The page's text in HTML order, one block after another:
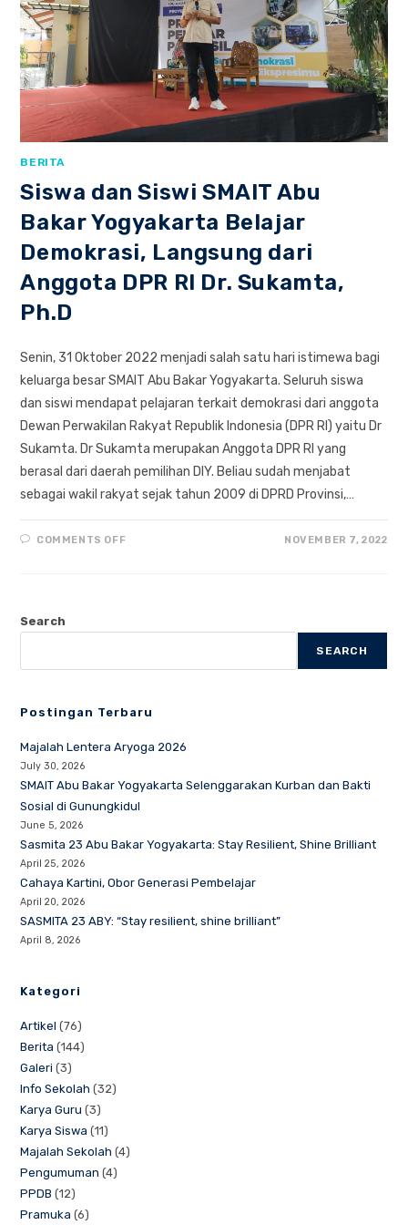
BERITA
Siswa dan Siswi SMAIT Abu
Bakar Yogyakarta Belajar
Demokrasi, Langsung dari
Anggota DPR RI Dr. Sukamta,
Ph.D
Senin, 31 Oktober 2022 menjadi salah satu hari istimewa bagi
keluarga besar SMAIT Abu Bakar Yogyakarta. Seluruh siswa
dan siswi mendapat pelajaran terkait demokrasi dari anggota
Dewan Perwakilan Rakyat Republik Indonesia (DPR RI) yaitu Dr
Sukamta. Dr Sukamta merupakan Anggota DPR RI yang
berasal dari daerah pemilihan DIY. Beliau sudah menjabat
sebagai wakil rakyat sejak tahun 2009 di DPRD Provinsi,…
COMMENTS OFFON
BELAJAR
DARI
DR.
NOVEMBER 7, 2022
Search
SEARCH
Postingan Terbaru
Majalah Lentera Aryoga 2026
July 30, 2026
SMAIT Abu Bakar Yogyakarta Selenggarakan Kurban dan Bakti
Sosial di Gunungkidul
June 5, 2026
Sasmita 23 Abu Bakar Yogyakarta: Stay Resilient, Shine Brilliant
April 25, 2026
Cahaya Kartini, Obor Generasi Pembelajar
April 20, 2026
SASMITA 23 ABY: “Stay resilient, shine brilliant”
April 8, 2026
Kategori
Artikel (76)
Berita (144)
Galeri (3)
Info Sekolah (32)
Karya Guru (3)
Karya Siswa (11)
Majalah Sekolah (4)
Pengumuman (4)
PPDB (12)
Pramuka (6)